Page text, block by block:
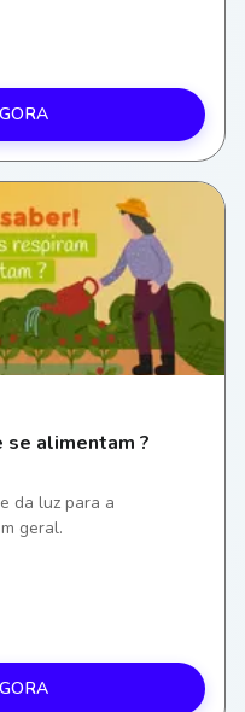
(8)
em atividades
se alimentam ?
da luz para a
geral.